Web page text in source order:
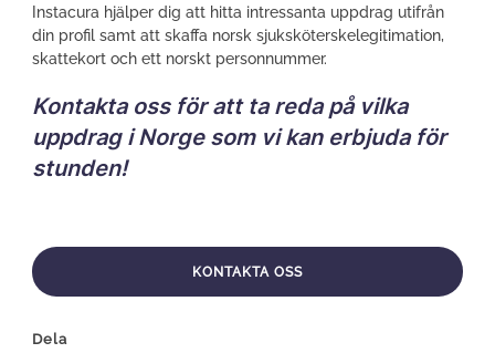
Instacura hjälper dig att hitta intressanta uppdrag utifrån
din profil samt att skaffa norsk sjuksköterskelegitimation,
skattekort och ett norskt personnummer.
Kontakta oss för att ta reda på vilka
uppdrag i Norge som vi kan erbjuda för
stunden!
KONTAKTA OSS
Dela